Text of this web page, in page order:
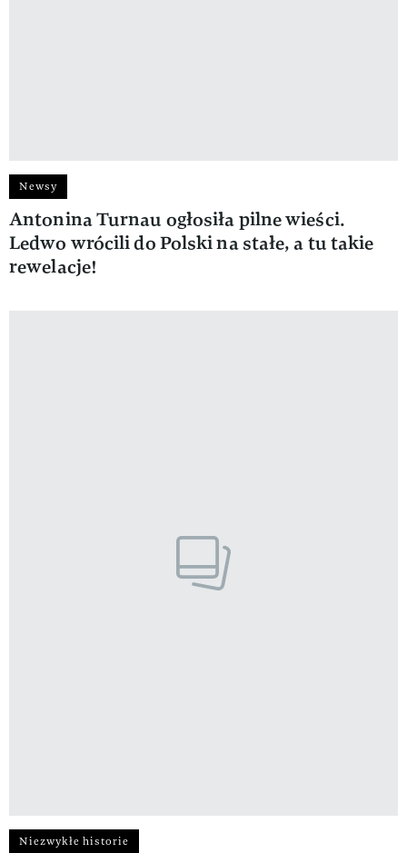
Newsy
Antonina Turnau ogłosiła pilne wieści.
Ledwo wrócili do Polski na stałe, a tu takie
rewelacje!
Niezwykłe historie